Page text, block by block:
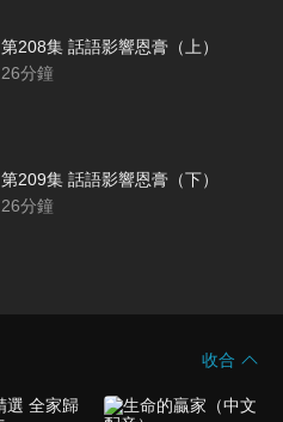
第208集 話語影響恩膏（上）
26分鐘
第209集 話語影響恩膏（下）
26分鐘
收合